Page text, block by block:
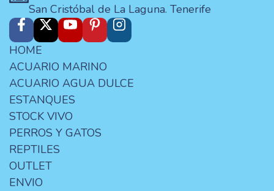
San Cristóbal de La Laguna. Tenerife
HOME
ACUARIO MARINO
ACUARIO AGUA DULCE
ESTANQUES
STOCK VIVO
PERROS Y GATOS
REPTILES
OUTLET
ENVIO